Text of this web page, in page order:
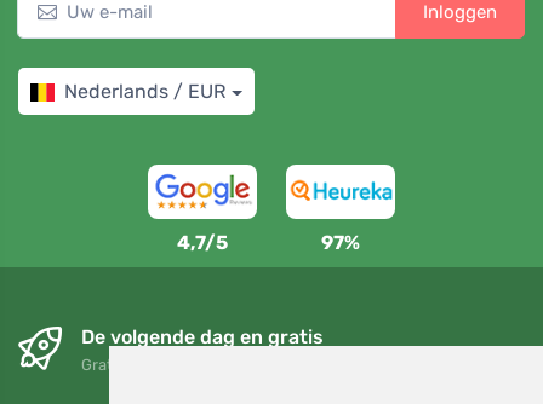
Inloggen
Nederlands / EUR
4,7/5 97%
De volgende dag en gratis
Gratis verzending voor bestellingen boven 95 EUR